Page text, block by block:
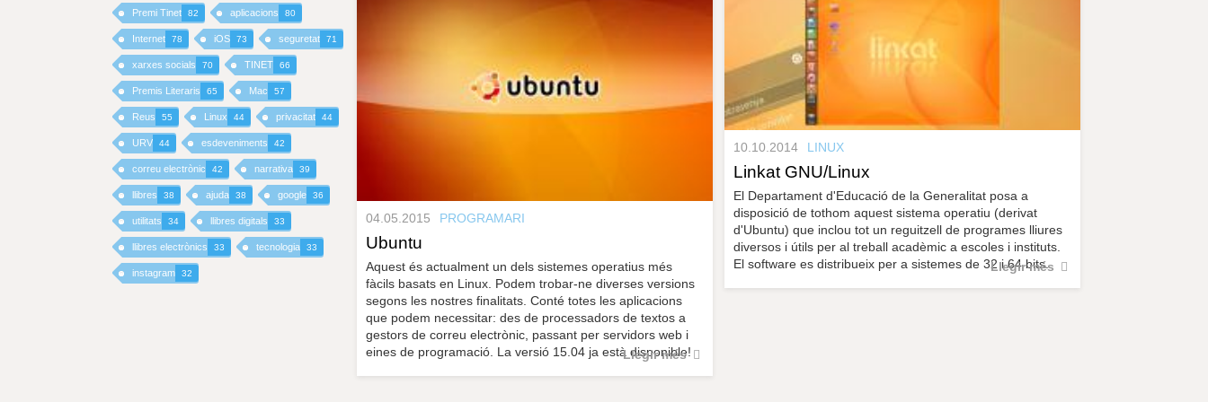
I
N
C
I
P
A
L
04.05.2015 PROGRAMARI
Ubuntu
Aquest és actualment un dels sistemes operatius més
fàcils basats en Linux. Podem trobar-ne diverses versions
segons les nostres finalitats. Conté totes les aplicacions
que podem necessitar: des de processadors de textos a
gestors de correu electrònic, passant per servidors web i
eines de programació. La versió 15.04 ja està disponible!
Llegir més
10.10.2014 LINUX
Linkat GNU/Linux
El Departament d'Educació de la Generalitat posa a
disposició de tothom aquest sistema operatiu (derivat
d'Ubuntu) que inclou tot un reguitzell de programes lliures
diversos i útils per al treball acadèmic a escoles i instituts.
El software es distribueix per a sistemes de 32 i 64 bits.
Llegir més
Premi Tinet 82 aplicacions 80
Internet 78 iOS 73 seguretat 71
xarxes socials 70 TINET 66
Premis Literaris 65 Mac 57
Reus 55 Linux 44 privacitat 44
URV 44 esdeveniments 42
correu electrònic 42 narrativa 39
llibres 38 ajuda 38 google 36
utilitats 34 llibres digitals 33
llibres electrònics 33 tecnologia 33
instagram 32